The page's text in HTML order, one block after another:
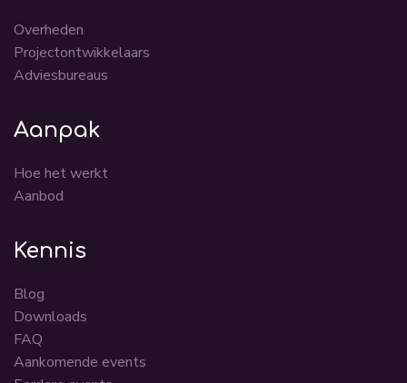
Overheden
Projectontwikkelaars
Adviesbureaus
Aanpak
Hoe het werkt
Aanbod
Kennis
Blog
Downloads
FAQ
Aankomende events